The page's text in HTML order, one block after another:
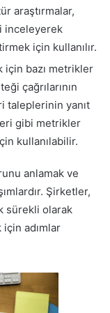
araştırmalar,
inceleyerek
için kullanılır.
bazı metrikler
çağrılarının
taleplerinin yanıt
gibi metrikler
kullanılabilir.
anlamak ve
Şirketler,
sürekli olarak
adımlar